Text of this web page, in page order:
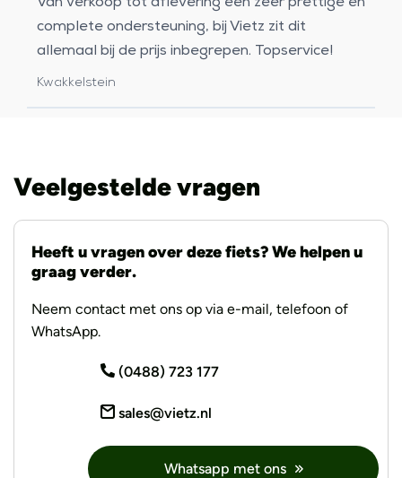
complete ondersteuning, bij Vietz zit dit
allemaal bij de prijs inbegrepen. Topservice!
Kwakkelstein
Veelgestelde vragen
Heeft u vragen over deze fiets? We helpen u
graag verder.
Neem contact met ons op via e-mail, telefoon of
WhatsApp.
(0488) 723 177
sales@vietz.nl
Whatsapp met ons